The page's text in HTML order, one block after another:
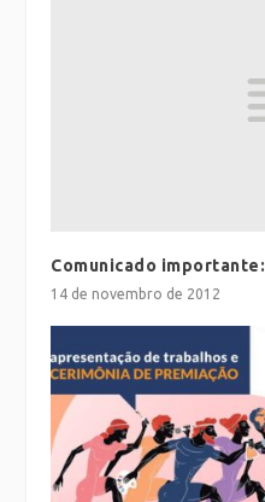
Comunicado importante:
14 de novembro de 2012